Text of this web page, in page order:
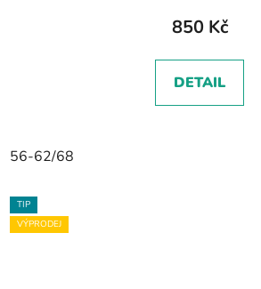
850 Kč
DETAIL
56-62/68
TIP
VÝPRODEJ